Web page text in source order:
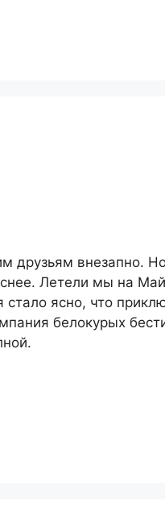
друзьям внезапно.
Летели мы на
ясно, что
белокурых